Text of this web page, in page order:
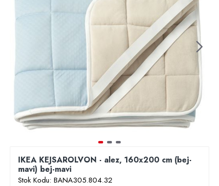
IKEA KEJSAROLVON - alez, 160x200 cm (bej-
mavi) bej-mavi
Stok Kodu: BANA305.804.32